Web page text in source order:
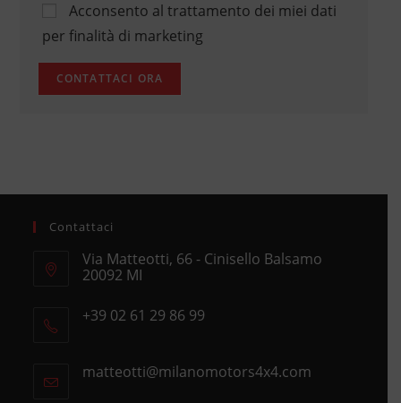
Acconsento al trattamento dei miei dati
per finalità di marketing
Contattaci
Via Matteotti, 66 - Cinisello Balsamo
20092 MI
in
+39 02 61 29 86 99
your
matteotti@milanomotors4x4.comOpens